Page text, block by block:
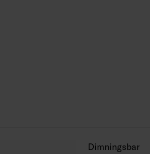
Dimningsbar